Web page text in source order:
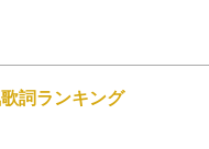
詞ランキング